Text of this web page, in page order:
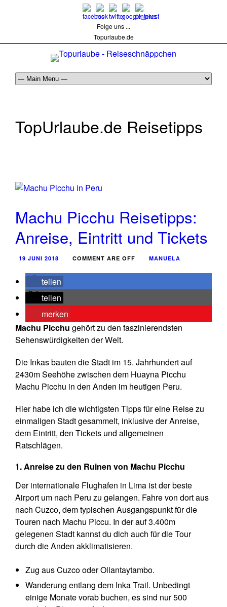
Folge uns ...
Topurlaube.de
TopUrlaube.de Reisetipps
Machu Picchu Reisetipps:
Anreise, Eintritt und Tickets
19 JUNI 2018 COMMENT ARE OFF MANUELA
teilen
teilen
merken
Machu Picchu gehört zu den faszinierendsten
Sehenswürdigkeiten der Welt.
Die Inkas bauten die Stadt im 15. Jahrhundert auf
2430m Seehöhe zwischen dem Huayna Picchu
Machu Picchu in den Anden im heutigen Peru.
Hier habe ich die wichtigsten Tipps für eine Reise zu
einmaligen Stadt gesammelt, inklusive der Anreise,
dem Eintritt, den Tickets und allgemeinen
Ratschlägen.
1. Anreise zu den Ruinen von Machu Picchu
Der internationale Flughafen in Lima ist der beste
Airport um nach Peru zu gelangen. Fahre von dort aus
nach Cuzco, dem typischen Ausgangspunkt für die
Touren nach Machu Piccu. In der auf 3.400m
gelegenen Stadt kannst du dich auch für die Tour
durch die Anden akklimatisieren.
Zug aus Cuzco oder Ollantaytambo.
Wanderung entlang dem Inka Trail. Unbedingt
einige Monate vorab buchen, es sind nur 500